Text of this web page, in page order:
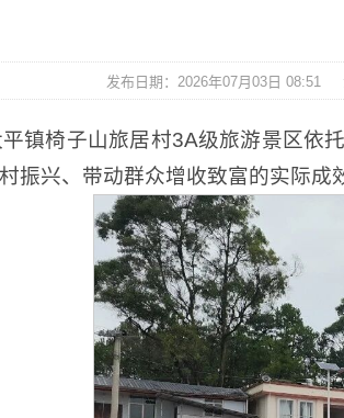
发布日期：2026年07月03日 08:51
镇椅子山旅居村3A级旅游景区依
振兴、带动群众增收致富的实际